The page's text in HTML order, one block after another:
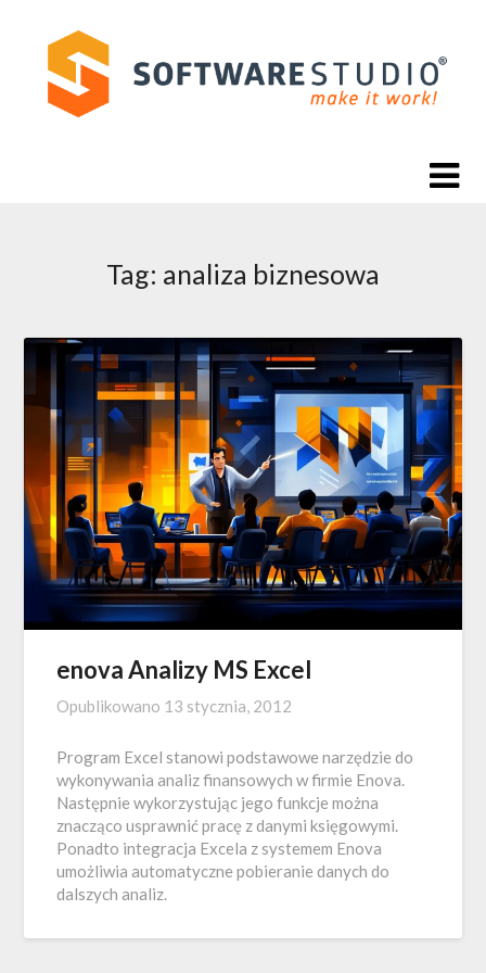
content
Tag: analiza biznesowa
enova Analizy MS Excel
Opublikowano 13 stycznia, 2012
Program Excel stanowi podstawowe narzędzie do
wykonywania analiz finansowych w firmie Enova.
Następnie wykorzystując jego funkcje można
znacząco usprawnić pracę z danymi księgowymi.
Ponadto integracja Excela z systemem Enova
umożliwia automatyczne pobieranie danych do
dalszych analiz.